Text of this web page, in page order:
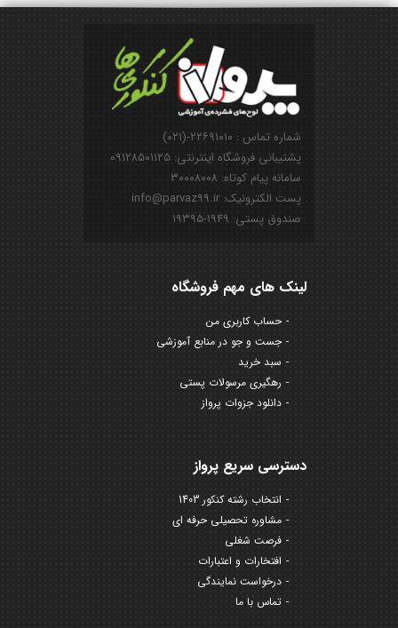
شماره تماس : ۲۲۶۹۱۰۱۰-(۰۲۱)
پشتیبانی فروشگاه اینترنتی: ۰۹۱۲۸۵۰۱۱۲۵
سامانه پیام کوتاه: ۳۰۰۰۸۰۰۸
پست الکترونیک: info@parvaz99.ir
صندوق پستی: ۱۹۴۹-۱۹۳۹۵
لینک های مهم فروشگاه
حساب کاربری من
جست و جو در منابع آموزشی
سبد خرید
رهگیری مرسولات پستی
دانلود جزوات پرواز
دسترسی سریع پرواز
انتخاب رشته کنکور 1403
مشاوره تحصیلی حرفه ای
فرصت شغلی
افتخارات و اعتبارات
درخواست نمایندگی
تماس با ما